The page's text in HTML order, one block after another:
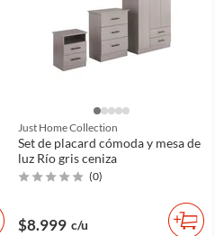
Just Home Collection
Set de placard cómoda y mesa de
luz Río gris ceniza
(0)
$8.999 c/u